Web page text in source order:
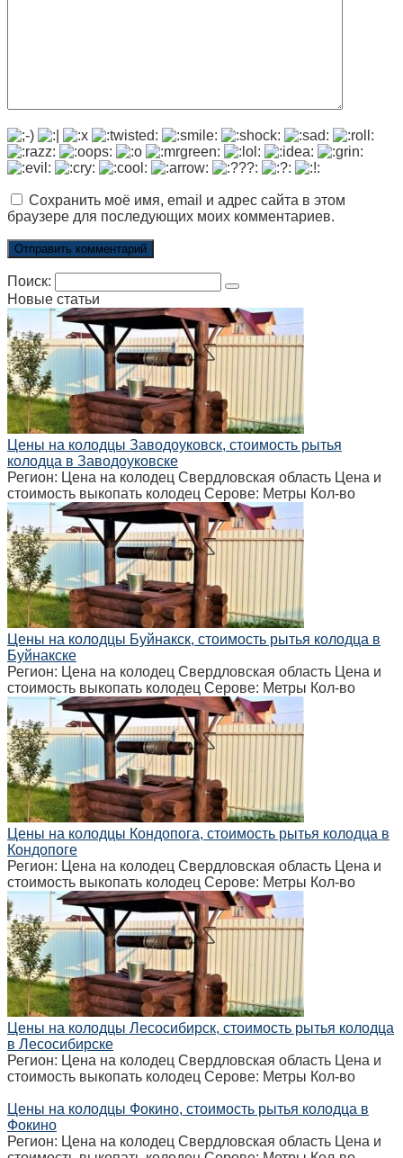
Сохранить моё имя, email и адрес сайта в этом
браузере для последующих моих комментариев.
Поиск:
Новые статьи
Цены на колодцы Заводоуковск, стоимость рытья
колодца в Заводоуковске
Регион: Цена на колодец Свердловская область Цена и
стоимость выкопать колодец Серове: Метры Кол-во
Цены на колодцы Буйнакск, стоимость рытья колодца в
Буйнакске
Регион: Цена на колодец Свердловская область Цена и
стоимость выкопать колодец Серове: Метры Кол-во
Цены на колодцы Кондопога, стоимость рытья колодца в
Кондопоге
Регион: Цена на колодец Свердловская область Цена и
стоимость выкопать колодец Серове: Метры Кол-во
Цены на колодцы Лесосибирск, стоимость рытья колодца
в Лесосибирске
Регион: Цена на колодец Свердловская область Цена и
стоимость выкопать колодец Серове: Метры Кол-во
Цены на колодцы Фокино, стоимость рытья колодца в
Фокино
Регион: Цена на колодец Свердловская область Цена и